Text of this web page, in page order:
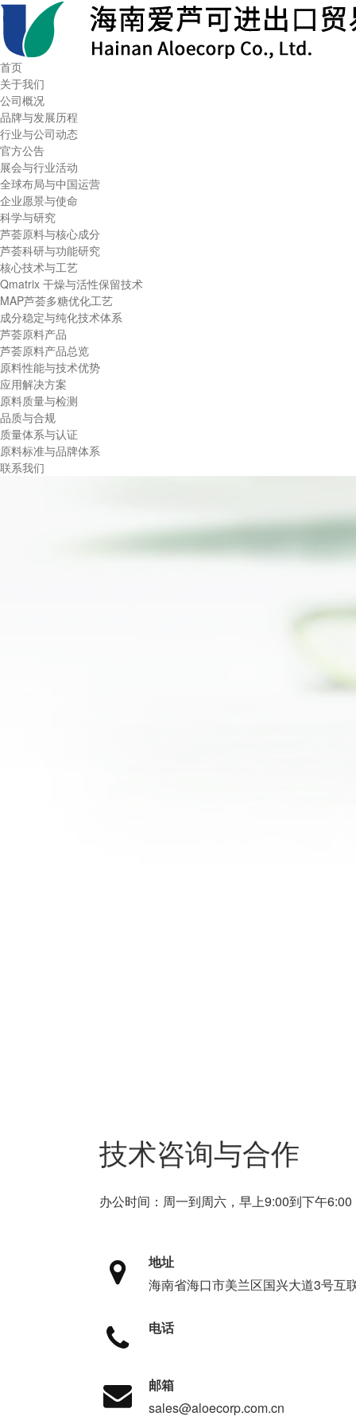
首页
关于我们
公司概况
品牌与发展历程
行业与公司动态
官方公告
展会与行业活动
全球布局与中国运营
企业愿景与使命
科学与研究
芦荟原料与核心成分
芦荟科研与功能研究
核心技术与工艺
Qmatrix 干燥与活性保留技术
MAP芦荟多糖优化工艺
成分稳定与纯化技术体系
芦荟原料产品
芦荟原料产品总览
原料性能与技术优势
应用解决方案
原料质量与检测
品质与合规
质量体系与认证
原料标准与品牌体系
联系我们
技术咨询与合作
办公时间：周一到周六，早上9:00到下午6:00
地址
海南省海口市美兰区国兴大道3号互
电话
邮箱
sales@aloecorp.com.cn